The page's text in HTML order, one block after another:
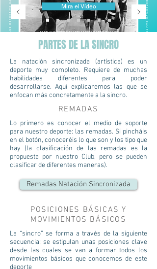
Mira el Vídeo
PARTES DE LA SINCRO
La natación sincronizada (artística) es un
deporte muy completo. Requiere de muchas
habilidades diferentes para poder
desarrollarse. Aquí explicaremos las que se
enfocan más concretamente a la sincro.
REMADAS
Lo primero es conocer el medio de soporte
para nuestro deporte: las remadas. Si pincháis
en el botón, conoceréis lo que son y los tipo que
hay (la clasificación de las remadas es la
propuesta por nuestro Club, pero se pueden
clasificar de diferentes maneras).
Remadas Natación Sincronizada
POSICIONES BÁSICAS Y
MOVIMIENTOS BÁSICOS
La “sincro” se forma a través de la siguiente
secuencia: se estipulan unas posiciones clave
desde las cuales se van a formar todos los
movimientos básicos que conocemos de este
deporte